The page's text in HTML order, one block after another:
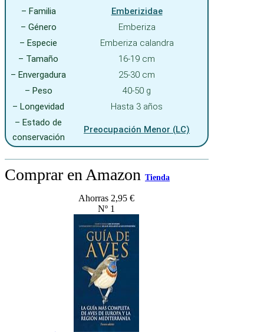
– Familia
Emberizidae
– Género
Emberiza
– Especie
Emberiza calandra
– Tamaño
16-19 cm
– Envergadura
25-30 cm
– Peso
40-50 g
– Longevidad
Hasta 3 años
– Estado de
conservación
Preocupación Menor (LC)
Comprar en Amazon Tienda
Ahorras 2,95 €
Nº 1